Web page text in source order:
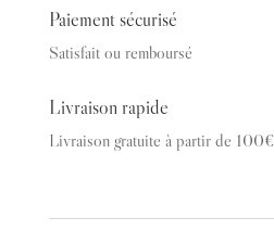
Paiement sécurisé
Satisfait ou remboursé
Livraison rapide
Livraison gratuite à partir de 100€